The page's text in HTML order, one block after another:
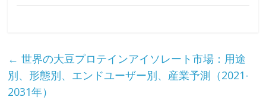
← 世界の大豆プロテインアイソレート市場：用途
別、形態別、エンドユーザー別、産業予測（2021-
2031年）